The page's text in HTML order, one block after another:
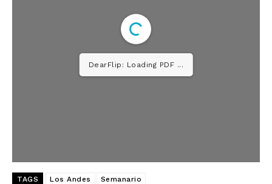
DearFlip: Loading PDF ...
TAGS Los Andes Semanario